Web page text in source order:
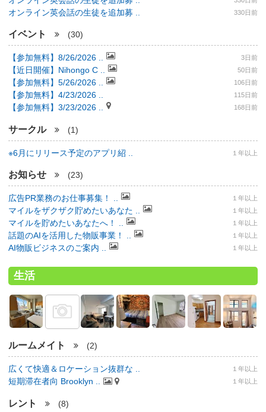
オンライン英会話の生徒を追加募 .. 330日前
イベント (30)
【参加無料】8/26/2026 .. 3日前
【近日開催】Nihongo C .. 50日前
【参加無料】5/26/2026 .. 106日前
【参加無料】4/23/2026 .. 115日前
【参加無料】3/23/2026 .. 168日前
サークル (1)
※6月にリリース予定のアプリ紹 .. １年以上
お知らせ (23)
広告PR業務のお仕事募集！ .. １年以上
マイルをザクザク貯めたいあなた .. １年以上
マイルを貯めたいあなたへ！ .. １年以上
話題のAIを活用した物販事業！ .. １年以上
AI物販ビジネスのご案内 .. １年以上
生活
ルームメイト (2)
広くて快適＆ロケーション抜群な .. １年以上
短期滞在者向 Brooklyn .. １年以上
レント (8)